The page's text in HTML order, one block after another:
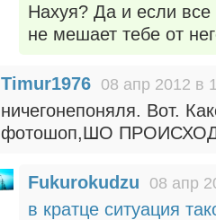
Нахуя? Да и если все
не мешает тебе от
Timur1976 08 апр 2012 в
ничегонепоняля. Вот.
фотошоп,ШО
Fukurokudzu 08 апр
в кратце ситуация